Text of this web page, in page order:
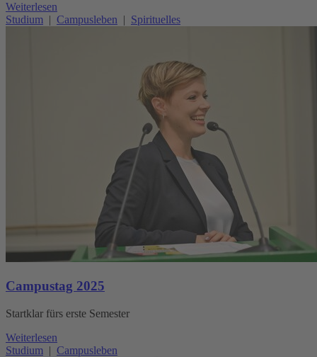
Weiterlesen
Studium | Campusleben | Spirituelles
Campustag 2025
Startklar fürs erste Semester
Weiterlesen
Studium | Campusleben